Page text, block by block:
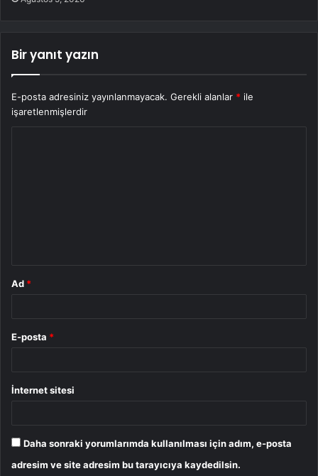
Bir yanıt yazın
E-posta adresiniz yayınlanmayacak. Gerekli alanlar * ile
işaretlenmişlerdir
Ad *
E-posta *
İnternet sitesi
Daha sonraki yorumlarımda kullanılması için adım, e-posta
adresim ve site adresim bu tarayıcıya kaydedilsin.